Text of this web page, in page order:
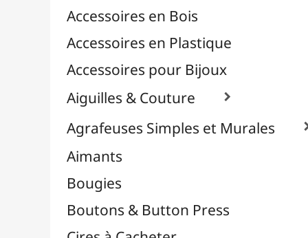
Coloriage
Crochets de Tricot
Divers
Effets Oxydation / Rouille
Emporte-Pièces & Perforatrices
Feuilles Métallisées & Foils
Feutrines & Caoutchouc Mousse
Fibres & Raphia
Fil Nylon & Elastiques
Fils Métalliques
Fleurs en Papier & Décors
Horlogerie - Mécanismes & Aiguilles